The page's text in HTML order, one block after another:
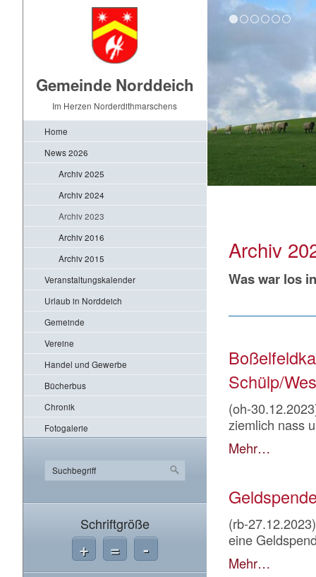
Gemeinde Norddeich
Im Herzen Norderdithmarschens
Home
News 2026
Archiv 2025
Archiv 2024
Archiv 2023
Archiv 2016
Archiv 2015
Veranstaltungskalender
Urlaub in Norddeich
Gemeinde
Vereine
Handel und Gewerbe
Bücherbus
Chronik
Fotogalerie
Schriftgröße
+ = -
Archiv
Was war los
Schülp/
(oh-
ziemlich nass
Mehr…
(rb-
eine
Mehr…